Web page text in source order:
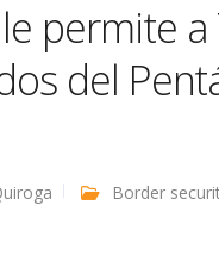
permite
del
Border